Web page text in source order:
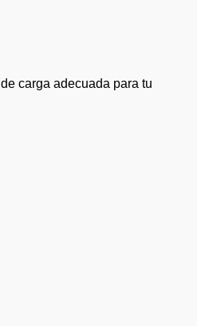
carga adecuada para tu